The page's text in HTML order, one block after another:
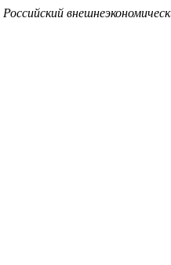
Российский